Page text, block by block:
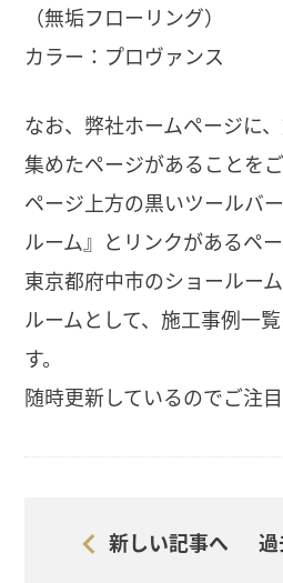
（無垢フローリング）
カラー：プロヴァンス
なお、弊社ホームページに
集めたページがあることを
ページ上方の黒いツールバ
ルーム』とリンクがあるペー
東京都府中市のショールー
ルームとして、施工事例一
す。
随時更新しているのでご注目
新しい記事へ